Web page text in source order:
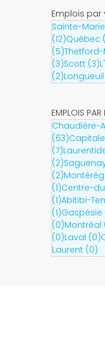
Emplois par
Sainte-
(12)Québec
(5)
(3)Scott (3)
(2)
EMPLOIS PAR
Chaudière-
(63)
(7)
(2)
(2)
(1)Centre-
(1)Abitibi-
(1)
(0)Montréal
(0)Laval (0)
Laurent (0)